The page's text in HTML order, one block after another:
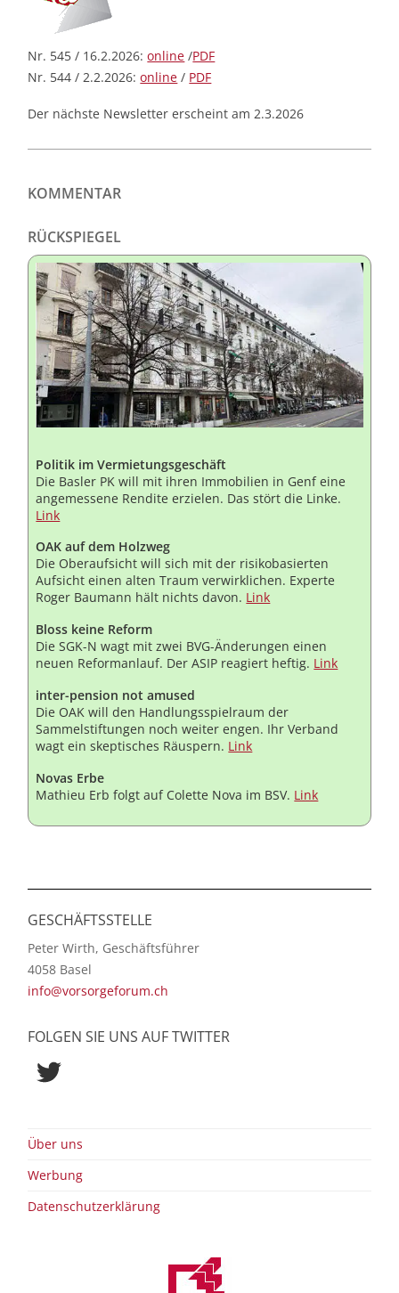
Nr. 545 / 16.2.2026:online /PDF
Nr. 544 / 2.2.2026:online / PDF
Der nächste Newsletter erscheint am 2.3.2026
KOMMENTAR
RÜCKSPIEGEL
Politik im Vermietungsgeschäft
Die Basler PK will mit ihren Immobilien in Genf eine
angemessene Rendite erzielen. Das stört die Linke.
Link
OAK auf dem Holzweg
Die Oberaufsicht will sich mit der risikobasierten
Aufsicht einen alten Traum verwirklichen. Experte
Roger Baumann hält nichts davon. Link
Bloss keine Reform
Die SGK-N wagt mit zwei BVG-Änderungen einen
neuen Reformanlauf. Der ASIP reagiert heftig. Link
inter-pension not amused
Die OAK will den Handlungsspielraum der
Sammelstiftungen noch weiter engen. Ihr Verband
wagt ein skeptisches Räuspern. Link
Novas Erbe
Mathieu Erb folgt auf Colette Nova im BSV. Link
GESCHÄFTSSTELLE
Peter Wirth, Geschäftsführer
4058 Basel
info@vorsorgeforum.ch
FOLGEN SIE UNS AUF TWITTER
Über uns
Werbung
Datenschutzerklärung